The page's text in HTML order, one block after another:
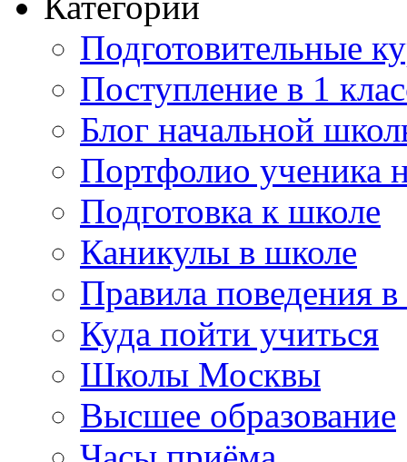
Подготовительные
Поступление в 1
Блог начальной
Портфолио ученика
Подготовка к школе
Каникулы в школе
Правила поведения
Куда пойти учиться
Школы Москвы
Высшее образование